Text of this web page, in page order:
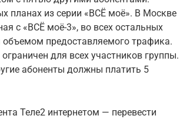
планах из серии «ВСЁ моё». В Москве
с «ВСЁ моё-3», во всех остальных
предоставляемого трафика.
для всех участников группы.
абоненты должны платить 5
Теле2 интернетом — перевести